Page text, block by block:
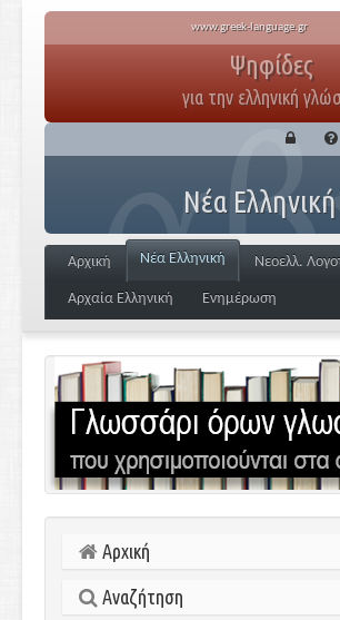
www.greek-language.gr
Ψηφίδες
για την ελληνική
Νέα
Αρχική Νέα Ελληνική Νεοελλ.
Αρχαία Ελληνική Ενημέρωση
Αρχική
Αναζήτηση